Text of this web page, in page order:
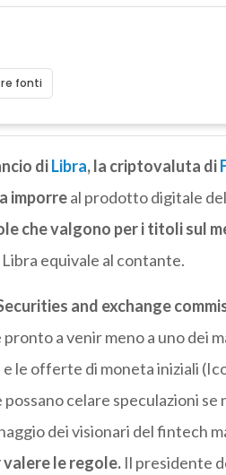
fonti
diLibra, la criptovaluta di
imporreal prodotto digitale
che valgono per i titoli sul
equivale al contante.
and exchange
a venir meno a uno dei
le offerte di moneta iniziali
celare speculazioni se
dei visionari del fintech
valere le regole.Il presidente